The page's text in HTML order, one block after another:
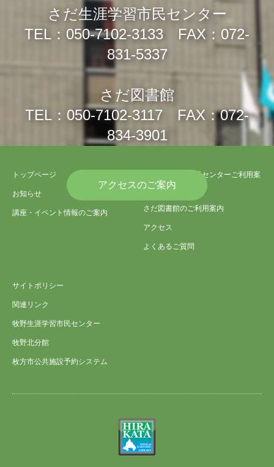
さだ生涯学習市民センター
TEL：050-7102-3133 FAX：072-
831-5337
さだ図書館
TEL：050-7102-3117 FAX：072-
834-3901
アクセスのご案内
トップページ
お知らせ
講座・イベント情報のご案内
さだ生涯学習市民センターご利用案
内
さだ図書館のご利用案内
アクセス
よくあるご質問
サイトポリシー
関連リンク
牧野生涯学習市民センター
牧野北分館
枚方市公共施設予約システム